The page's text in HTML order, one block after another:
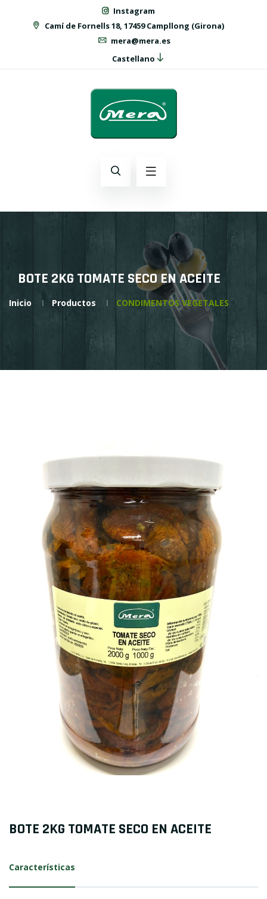
Instagram
Camí de Fornells 18, 17459 Campllong (Girona)
mera@mera.es
Castellano
BOTE 2KG TOMATE SECO EN ACEITE
Inicio Productos CONDIMENTOS VEGETALES
BOTE 2KG TOMATE SECO EN ACEITE
Características